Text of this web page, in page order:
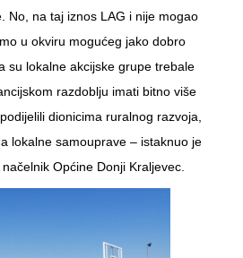
No, na taj iznos LAG i nije mogao
u okviru mogućeg jako dobro
su lokalne akcijske grupe trebale
razdoblju imati bitno više
dionicima ruralnog razvoja,
lokalne samouprave – istaknuo je
, načelnik Općine Donji Kraljevec.